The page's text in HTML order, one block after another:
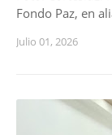
Fondo Paz, en
Julio 01, 2026